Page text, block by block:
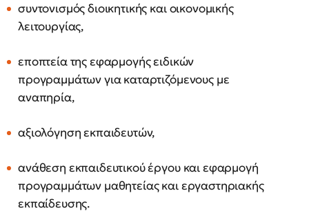
συντονισμός διοικητικής και οικονομικής
λειτουργίας,
εποπτεία της εφαρμογής ειδικών
προγραμμάτων για καταρτιζόμενους με
αναπηρία,
αξιολόγηση εκπαιδευτών,
ανάθεση εκπαιδευτικού έργου και εφαρμογή
προγραμμάτων μαθητείας και εργαστηριακής
εκπαίδευσης.